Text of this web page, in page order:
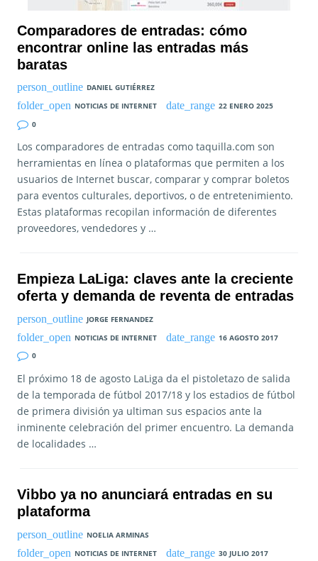
Comparadores de entradas: cómo
encontrar online las entradas más
baratas
DANIEL GUTIÉRREZ
NOTICIAS DE INTERNET
22 ENERO 2025
0
Los comparadores de entradas como taquilla.com son
herramientas en línea o plataformas que permiten a los
usuarios de Internet buscar, comparar y comprar boletos
para eventos culturales, deportivos, o de entretenimiento.
Estas plataformas recopilan información de diferentes
proveedores, vendedores y …
Empieza LaLiga: claves ante la creciente
oferta y demanda de reventa de entradas
JORGE FERNANDEZ
NOTICIAS DE INTERNET
16 AGOSTO 2017
0
El próximo 18 de agosto LaLiga da el pistoletazo de salida
de la temporada de fútbol 2017/18 y los estadios de fútbol
de primera división ya ultiman sus espacios ante la
inminente celebración del primer encuentro. La demanda
de localidades …
Vibbo ya no anunciará entradas en su
plataforma
NOELIA ARMINAS
NOTICIAS DE INTERNET
30 JULIO 2017